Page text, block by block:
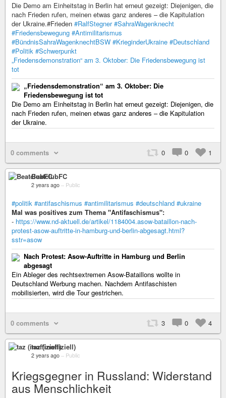
Die Demo am Einheitstag in Berlin hat erneut gezeigt: Diejenigen, die
nach Frieden rufen, meinen etwas ganz anderes – die Kapitulation
der Ukraine.#Frieden #RalfStegner #SahraWagenknecht
#Friedensbewegung #Antimilitarismus
#BündnisSahraWagenknechtBSW #KrieginderUkraine #Deutschland
#Politik #Schwerpunkt
„Friedensdemonstration“ am 3. Oktober: Die Friedensbewegung ist
tot
„Friedensdemonstration“ am 3. Oktober: Die
Friedensbewegung ist tot
Die Demo am Einheitstag in Berlin hat erneut gezeigt: Diejenigen, die
nach Frieden rufen, meinen etwas ganz anderes – die Kapitulation
der Ukraine.
0 comments 0 0 1
BeatclubFC
2 years ago – Public
#politik #antifaschismus #antimilitarismus #deutschland #ukraine
Mal was positives zum Thema "Antifaschismus":
- https://www.nd-aktuell.de/artikel/1184004.asow-bataillon-nach-
protest-asow-auftritte-in-hamburg-und-berlin-abgesagt.html?
sstr=asow
Nach Protest: Asow-Auftritte in Hamburg und Berlin
abgesagt
Ein Ableger des rechtsextremen Asow-Bataillons wollte in
Deutschland Werbung machen. Nachdem Antifaschisten
mobilisierten, wird die Tour gestrichen.
0 comments 3 0 4
taz (inoffiziell)
2 years ago – Public
Kriegsgegner in Russland: Widerstand
aus Menschlichkeit